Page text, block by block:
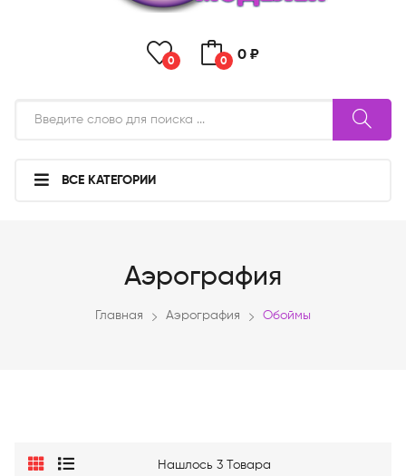
0 0 0 ₽
ВСЕ КАТЕГОРИИ
Аэрография
Главная Аэрография Обоймы
Нашлось 3 Товара